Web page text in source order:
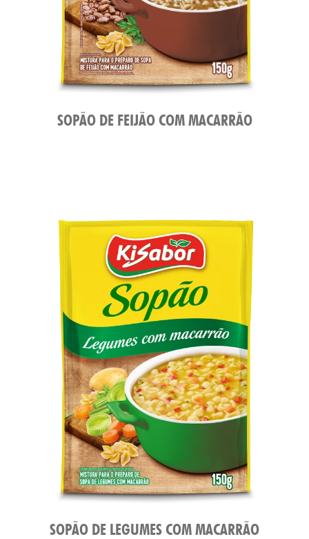
SOPÃO DE FEIJÃO COM MACARRÃO
SOPÃO DE LEGUMES COM MACARRÃO